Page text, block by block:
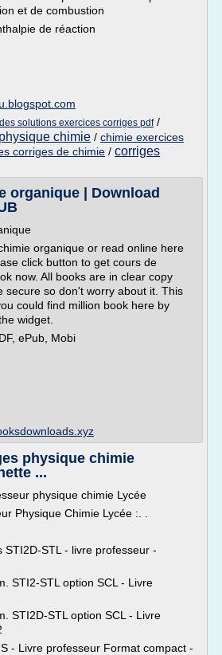
et de combustion
de réaction
solutions exercices corriges pdf/
chimie / chimie exercices
corriges de chimie / corriges
organique | Download
organique or read online here
click button to get cours de
now. All books are in clear copy
secure so don't worry about it. This
could find million book here by
widget.
ePub, Mobi
physique chimie
...
physique chimie Lycée
Physique Chimie Lycée :. .
STI2D-STL - livre professeur -
STI2-STL option SCL - Livre
STI2D-STL option SCL - Livre
- Livre professeur Format compact -